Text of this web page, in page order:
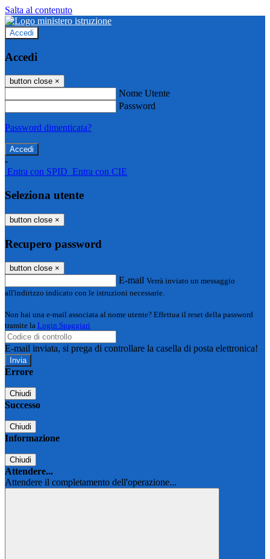
Salta al contenuto
Accedi
Accedi
button close ×
Nome Utente
Password
Password dimenticata?
-
Entra con SPID Entra con CIE
Seleziona utente
button close ×
Recupero password
button close ×
E-mail Verrà inviato un messaggio
all'indirizzo indicato con le istruzioni necessarie.
Non hai una e-mail associata al nome utente? Effettua il reset della password
tramite la Login Spaggiari
E-mail inviata, si prega di controllare la casella di posta elettronica!
Errore
Chiudi
Successo
Chiudi
Informazione
Chiudi
Attendere...
Attendere il completamento dell'operazione...